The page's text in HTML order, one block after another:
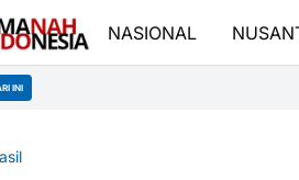
NASIONAL
INI